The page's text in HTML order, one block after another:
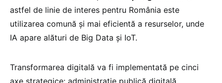
astfel de linie de interes pentru România este
utilizarea comună și mai eficientă a resurselor, unde
IA apare alături de Big Data și IoT.
Transformarea digitală va fi implementată pe cinci
axe strategice: administrație publică digitală,